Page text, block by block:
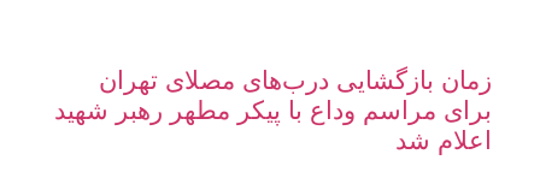
زمان بازگشایی درب‌های مصلای تهران
برای مراسم وداع با پیکر مطهر رهبر شهید
اعلام شد